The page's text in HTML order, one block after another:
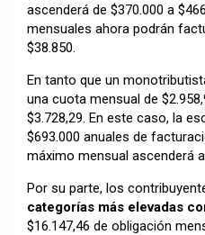
ascenderá de $370.000 a
mensuales ahora podrán
$38.850.
En tanto que un
una cuota mensual de
$3.728,29. En este caso, la
$693.000 anuales de
máximo mensual ascenderá
Por su parte, los
categorías más elevadas
$16.147,46 de obligación